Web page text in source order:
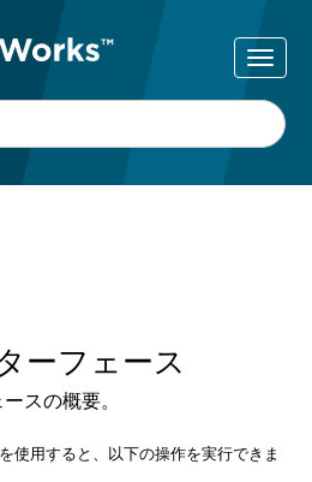
ーフェース
スの概要。
使用すると、以下の操作を実行できま